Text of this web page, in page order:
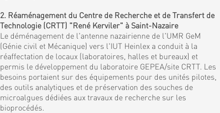
2. Réaménagement du Centre de Recherche et de Transfert de
Technologie (CRTT) "René Kerviler" à Saint-Nazaire
Le déménagement de l'antenne nazairienne de l'UMR GeM
(Génie civil et Mécanique) vers l'IUT Heinlex a conduit à la
réaffectation de locaux (laboratoires, halles et bureaux) et
permis le développement du laboratoire GEPEA/site CRTT. Les
besoins portaient sur des équipements pour des unités pilotes,
des outils analytiques et de préservation des souches de
microalgues dédiées aux travaux de recherche sur les
bioprocédés.